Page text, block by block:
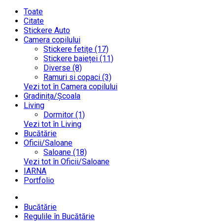
Toate
Citate
Stickere Auto
Camera copilului
Stickere fetițe (17)
Stickere baieței (11)
Diverse (8)
Ramuri si copaci (3)
Vezi tot în Camera copilului
Gradinița/Școala
Living
Dormitor (1)
Vezi tot în Living
Bucătărie
Oficii/Saloane
Saloane (18)
Vezi tot în Oficii/Saloane
IARNA
Portfolio
Bucătărie
Regulile în Bucătărie